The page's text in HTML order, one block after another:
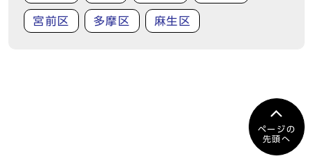
宮前区 多摩区 麻生区
ページの
先頭へ